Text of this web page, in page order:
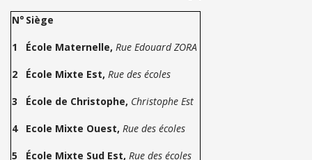
N° Siège
1 École Maternelle, Rue Edouard ZORA
2 École Mixte Est, Rue des écoles
3 École de Christophe, Christophe Est
4 Ecole Mixte Ouest, Rue des écoles
5 École Mixte Sud Est, Rue des écoles